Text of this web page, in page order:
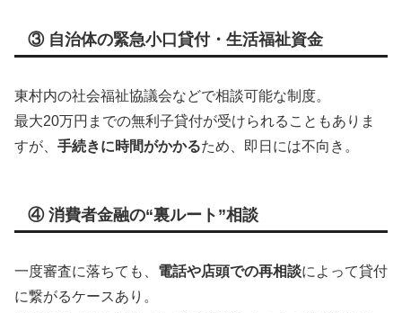
③ 自治体の緊急小口貸付・生活福祉資金
東村内の社会福祉協議会などで相談可能な制度。
最大20万円までの無利子貸付が受けられることもありま
すが、 手続きに時間がかかるため、即日には不向き。
④ 消費者金融の“裏ルート”相談
一度審査に落ちても、 電話や店頭での再相談によって貸付
に繋がるケースあり。